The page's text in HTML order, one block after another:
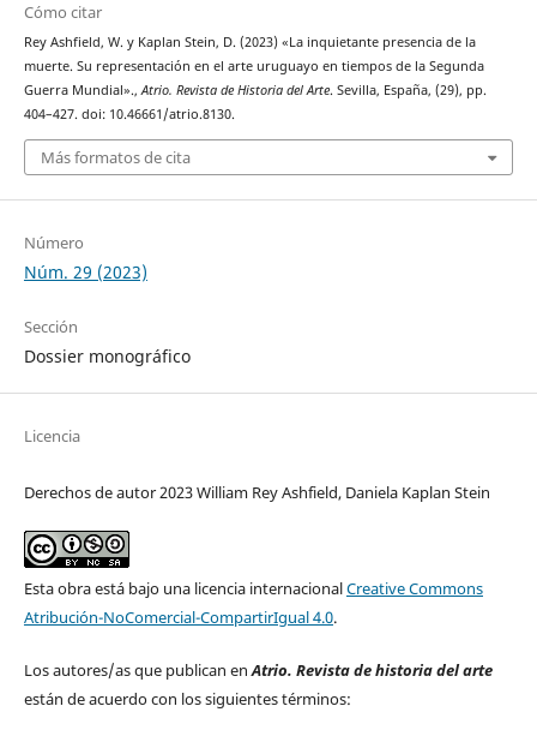
Cómo citar
Rey Ashfield, W. y Kaplan Stein, D. (2023) «La inquietante presencia de la
muerte. Su representación en el arte uruguayo en tiempos de la Segunda
Guerra Mundial».,Atrio. Revista de Historia del Arte. Sevilla, España, (29), pp.
404–427. doi: 10.46661/atrio.8130.
Más formatos de cita
Número
Núm. 29 (2023)
Sección
Dossier monográfico
Licencia
Derechos de autor 2023 William Rey Ashfield, Daniela Kaplan Stein
Esta obra está bajo una licencia internacionalCreative Commons
Atribución-NoComercial-CompartirIgual 4.0.
Los autores/as que publican enAtrio. Revista de historia del arte
están de acuerdo con los siguientes términos: